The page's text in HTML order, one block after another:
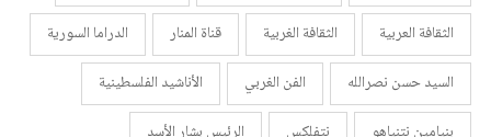
الثقافة العربية
الثقافة الغربية قناة المنار
الدراما السورية
السيد حسن نصرالله
الفن الغربي
الأناشيد الفلسطينية